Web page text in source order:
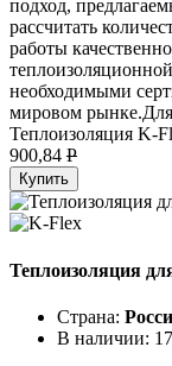
подход,
рассчитать
работы
необходимыми
мировом
Теплоизоляция K-
900,84 P
Купить
Теплоизоляция
Страна:
В наличии: